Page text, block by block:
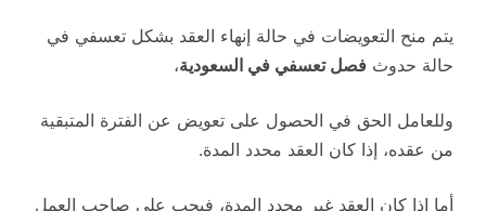
يتم منح التعويضات في حالة إنهاء العقد بشكل تعسفي في
حالة حدوث فصل تعسفي في السعودية،
وللعامل الحق في الحصول على تعويض عن الفترة المتبقية
من عقده، إذا كان العقد محدد المدة.
أما إذا كان العقد غير محدد المدة، فيجب على صاحب العمل